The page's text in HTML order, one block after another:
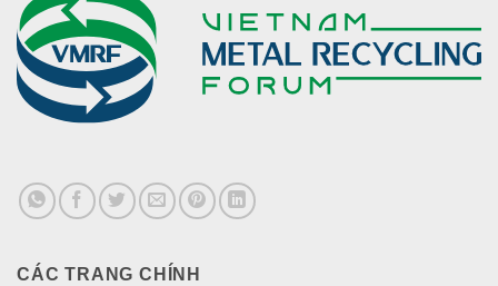
CÁC TRANG CHÍNH